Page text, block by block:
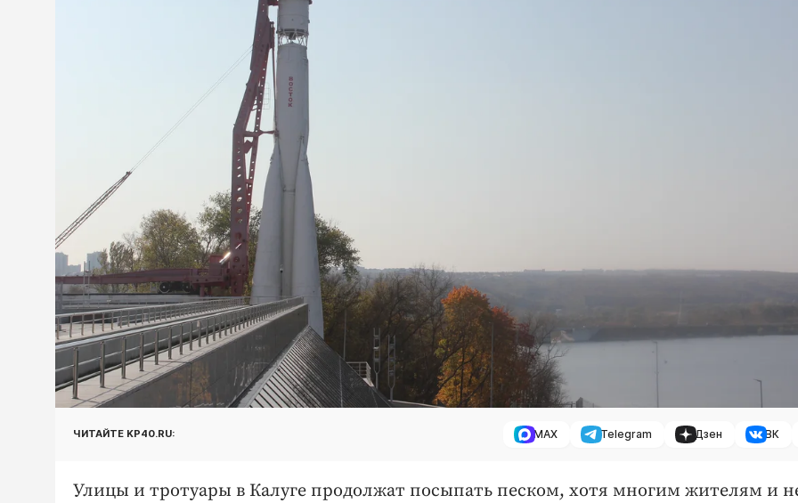
ЧИТАЙТЕ KP40.RU: MAX Telegram Дзен ВК
Улицы и тротуары в Калуге продолжат посыпать песком, хотя многим жителям и